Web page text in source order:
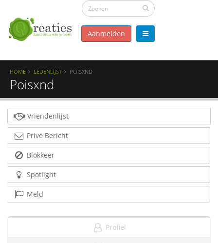
Aanmelden
HOME LEDENLIJST POISXND
Poisxnd
Vriendenlijst
Privé Bericht
Blokkeer
Spotlight
Meld
Profiel